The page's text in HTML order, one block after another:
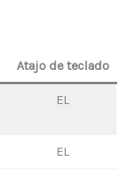
Atajo de teclado
EL
EL